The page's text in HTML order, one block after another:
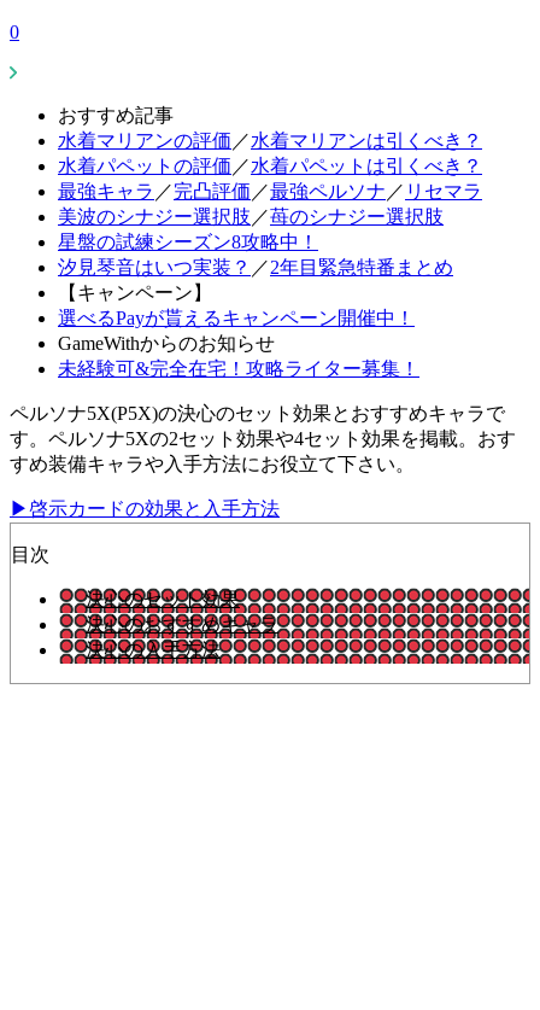
0
おすすめ記事
水着マリアンの評価 ／水着マリアンは引くべき？
水着パペットの評価 ／水着パペットは引くべき？
最強キャラ ／完凸評価 ／最強ペルソナ ／ リセマラ
美波のシナジー選択肢 ／苺のシナジー選択肢
星盤の試練シーズン8攻略中！
汐見琴音はいつ実装？ ／2年目緊急特番まとめ
【キャンペーン】
選べるPayが貰えるキャンペーン開催中！
GameWithからのお知らせ
未経験可&完全在宅！攻略ライター募集！
ペルソナ5X(P5X)の決心のセット効果とおすすめキャラで
す。ペルソナ5Xの2セット効果や4セット効果を掲載。おす
すめ装備キャラや入手方法にお役立て下さい。
▶啓示カードの効果と入手方法
目次
決心のセット効果
決心のおすすめキャラ
決心の入手方法